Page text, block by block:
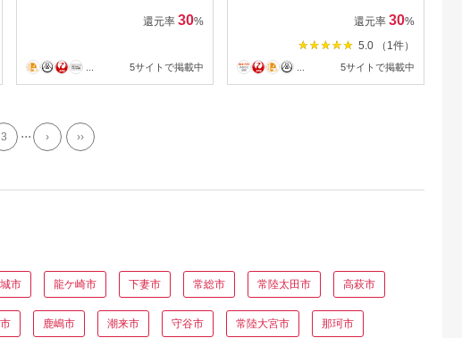
還元率 30%
5サイトで掲載中
還元率 30%
5.0 （1件）
5サイトで掲載中
3 ... › ››
市 龍ケ崎市 下妻市 常総市 常陸太田市 高萩市
鹿嶋市 潮来市 守谷市 常陸大宮市 那珂市